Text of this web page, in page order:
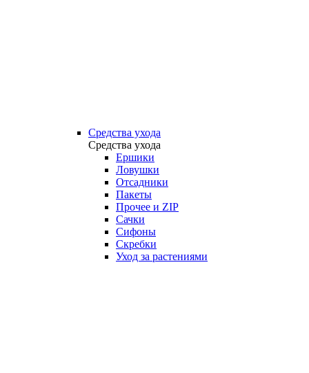
Средства ухода
Средства ухода
Ершики
Ловушки
Отсадники
Пакеты
Прочее и ZIP
Сачки
Сифоны
Скребки
Уход за растениями